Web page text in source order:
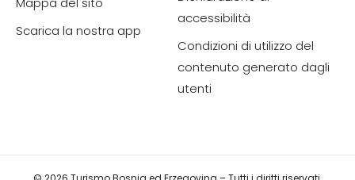
Scarica la nostra app
accessibilità
Condizioni di utilizzo del
contenuto generato dagli
utenti